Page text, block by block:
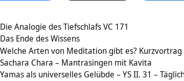
Die Analogie des Tiefschlafs VC 171
Das Ende des Wissens
Welche Arten von Meditation gibt es? Kurzvortrag
Sachara Chara – Mantrasingen mit Kavita
Yamas als universelles Gelübde – YS II. 31 –